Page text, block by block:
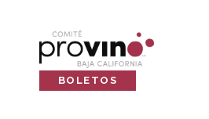
BOLETOS